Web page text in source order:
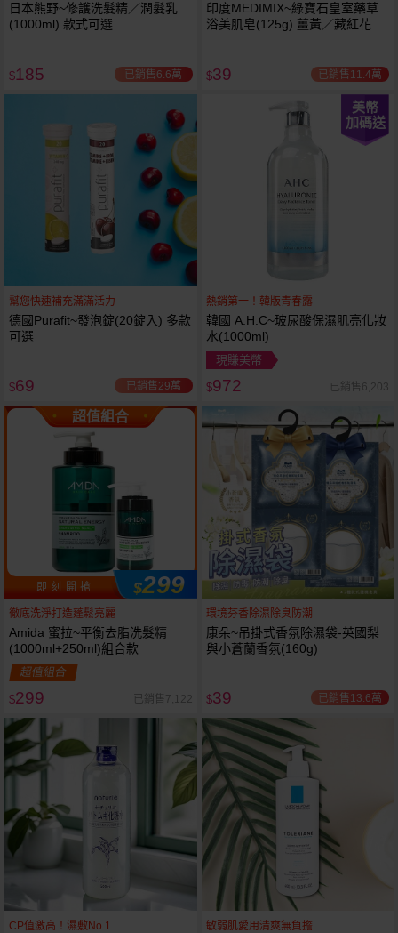
日本熊野~修護洗髮精／潤髮乳
(1000ml) 款式可選
$185 已銷售6.6萬
印度MEDIMIX~綠寶石皇室藥草
浴美肌皂(125g) 薑黃／藏紅花／
$39 已銷售11.4萬
幫您快速補充滿滿活力
德國Purafit~發泡錠(20錠入) 多款
可選
$69 已銷售29萬
美幣
加碼送
熱銷第一！韓版青春露
韓國 A.H.C~玻尿酸保濕肌亮化妝
水(1000ml)
現賺美幣
$972 已銷售6,203
超值組合
即 刻 開 搶 $299
徹底洗淨打造蓬鬆亮麗
Amida 蜜拉~平衡去脂洗髮精
(1000ml+250ml)組合款
超值組合
$299 已銷售7,122
環境芬香除濕除臭防潮
康朵~吊掛式香氛除濕袋-英國梨
與小蒼蘭香氛(160g)
$39 已銷售13.6萬
CP值激高！濕敷No.1 敏弱肌愛用清爽無負擔